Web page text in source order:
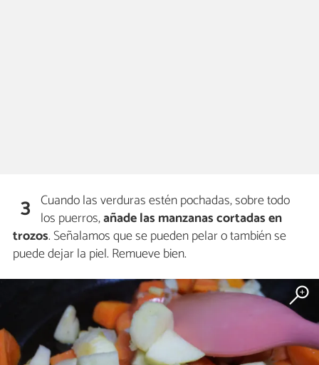
3 Cuando las verduras estén pochadas, sobre todo
los puerros,añade las manzanas cortadas en
trozos. Señalamos que se pueden pelar o también se
puede dejar la piel. Remueve bien.